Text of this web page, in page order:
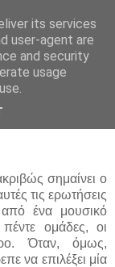
σημαίνει ο
τις ερωτήσεις
ένα μουσικό
ομάδες, οι
Όταν, όμως,
να επιλέξει μία
its services
user-agent are
and security
usage